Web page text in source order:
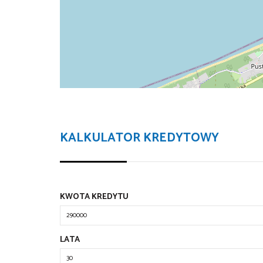
KALKULATOR KREDYTOWY
KWOTA KREDYTU
LATA